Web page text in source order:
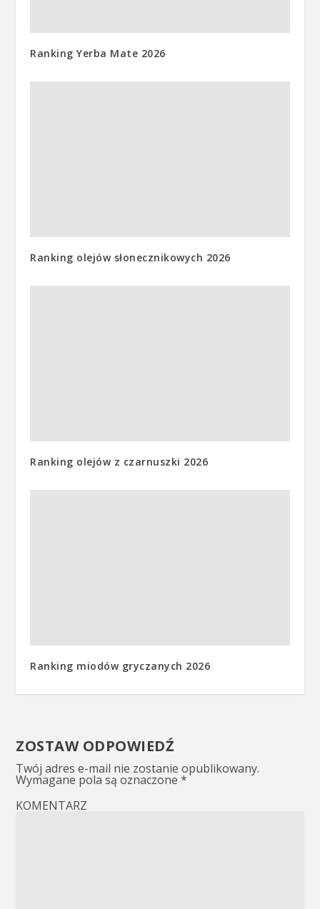
Ranking Yerba Mate 2026
Ranking olejów słonecznikowych 2026
Ranking olejów z czarnuszki 2026
Ranking miodów gryczanych 2026
ZOSTAW ODPOWIEDŹ
Twój adres e-mail nie zostanie opublikowany.
Wymagane pola są oznaczone*
KOMENTARZ